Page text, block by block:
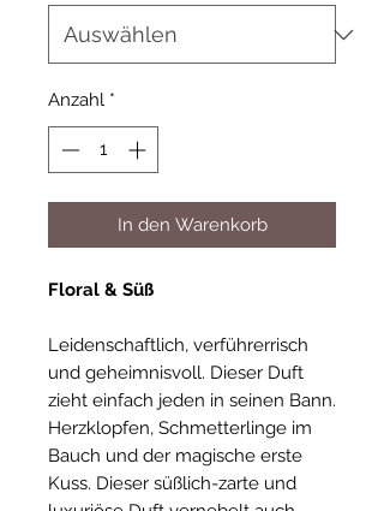
Anzahl *
In den Warenkorb
Floral & Süß
Leidenschaftlich, verführerrisch
und geheimnisvoll. Dieser Duft
zieht einfach jeden in seinen Bann.
Herzklopfen, Schmetterlinge im
Bauch und der magische erste
Kuss. Dieser süßlich-zarte und